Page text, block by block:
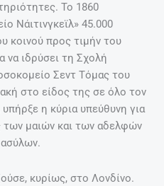
Το 1860
Νάιτινγκεϊλ» 45.000
κοινού προς τιμήν του
να ιδρύσει τη Σχολή
Σεντ Τόμας του
στο είδος της σε όλο τον
η κύρια υπεύθυνη για
των μαιών και των αδελφών
κυρίως, στο Λονδίνο.